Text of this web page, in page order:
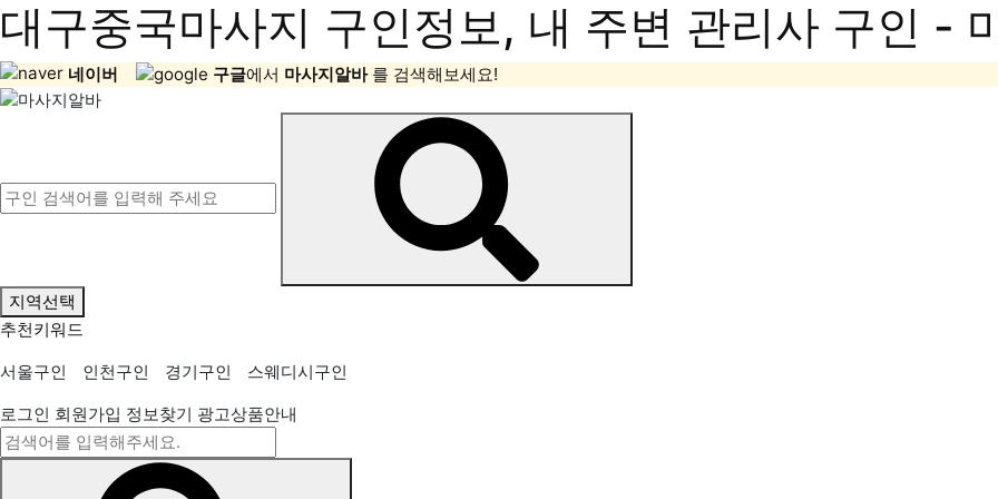
대구중국마사지 구인정보, 내 주변 관리사 구인 -
네이버 구글에서 마사지알바 를 검색해보세요!
지역선택
추천키워드
서울구인
인천구인 경기구인
스웨디시구인
로그인 회원가입 정보찾기 광고상품안내